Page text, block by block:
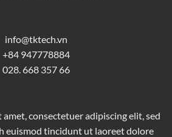
info@tktech.vn
+84 947778884
028. 668 357 66
consectetuer adipiscing elit, sed
euismod tincidunt ut laoreet dolore